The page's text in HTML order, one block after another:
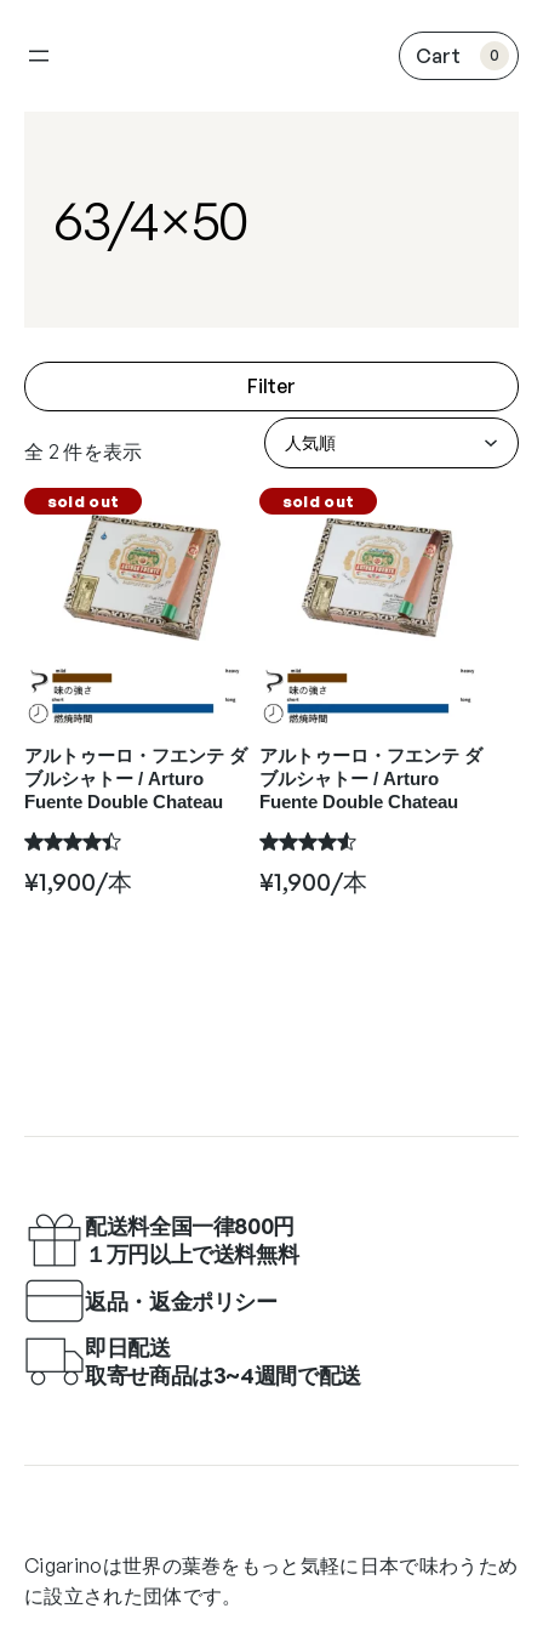
容
0
63/4×50
Filter
全 2 件を表示
sold out
アルトゥーロ・フエンテ ダ
ブルシャトー / Arturo
Fuente Double Chateau
¥1,900/本
sold out
アルトゥーロ・フエンテ ダ
ブルシャトー / Arturo
Fuente Double Chateau
¥1,900/本
配送料全国一律800円
１万円以上で送料無料
返品・返金ポリシー
即日配送
取寄せ商品は3~4週間で配送
Cigarinoは世界の葉巻をもっと気軽に日本で味わうため
に設立された団体です。